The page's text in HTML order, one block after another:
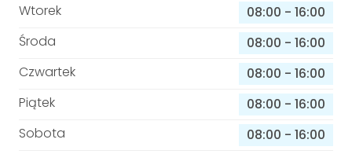
Wtorek
08:00 - 16:00
Środa
08:00 - 16:00
Czwartek
08:00 - 16:00
Piątek
08:00 - 16:00
Sobota
08:00 - 16:00